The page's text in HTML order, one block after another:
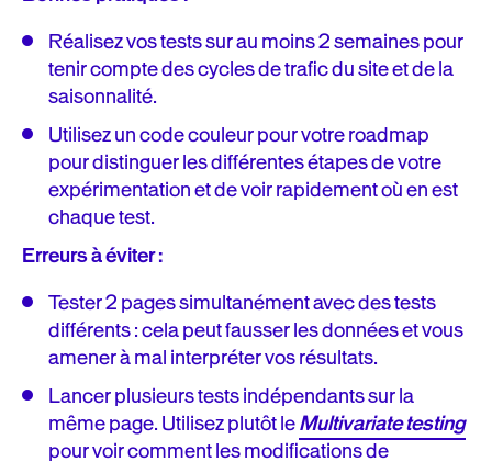
Réalisez vos tests sur au moins 2 semaines pour
tenir compte des cycles de trafic du site et de la
saisonnalité.
Utilisez un code couleur pour votre roadmap
pour distinguer les différentes étapes de votre
expérimentation et de voir rapidement où en est
chaque test.
Erreurs à éviter :
Tester 2 pages simultanément avec des tests
différents : cela peut fausser les données et vous
amener à mal interpréter vos résultats.
Lancer plusieurs tests indépendants sur la
même page. Utilisez plutôt leMultivariate testing
pour voir comment les modifications de